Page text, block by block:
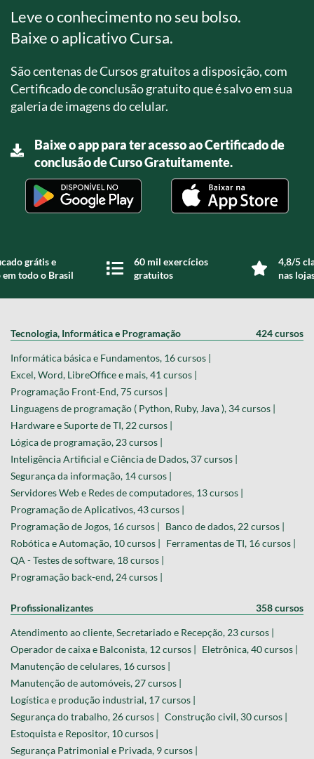
Leve o conhecimento no seu bolso.
Baixe o aplicativo Cursa.
São centenas de Cursos gratuitos a disposição, com
Certificado de conclusão gratuito que é salvo em sua
galeria de imagens do celular.
Baixe o app para ter acesso ao Certificado de
conclusão de Curso Gratuitamente.
grátis e
todo o Brasil
60 mil exercícios
gratuitos
4,8/5
nas
Tecnologia, Informática e Programação 424 cursos
Informática básica e Fundamentos, 16 cursos |
Excel, Word, LibreOffice e mais, 41 cursos |
Programação Front-End, 75 cursos |
Linguagens de programação ( Python, Ruby, Java ), 34 cursos |
Hardware e Suporte de TI, 22 cursos |
Lógica de programação, 23 cursos |
Inteligência Artificial e Ciência de Dados, 37 cursos |
Segurança da informação, 14 cursos |
Servidores Web e Redes de computadores, 13 cursos |
Programação de Aplicativos, 43 cursos |
Programação de Jogos, 16 cursos | Banco de dados, 22 cursos |
Robótica e Automação, 10 cursos | Ferramentas de TI, 16 cursos |
QA - Testes de software, 18 cursos |
Programação back-end, 24 cursos |
Profissionalizantes 358 cursos
Atendimento ao cliente, Secretariado e Recepção, 23 cursos |
Operador de caixa e Balconista, 12 cursos | Eletrônica, 40 cursos |
Manutenção de celulares, 16 cursos |
Manutenção de automóveis, 27 cursos |
Logística e produção industrial, 17 cursos |
Segurança do trabalho, 26 cursos | Construção civil, 30 cursos |
Estoquista e Repositor, 10 cursos |
Segurança Patrimonial e Privada, 9 cursos |